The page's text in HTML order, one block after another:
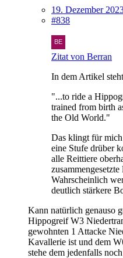
19. Dezember
#838
Zitat von Berran
In dem Artikel
"...to ride a
trained from birth
the Old World."
Das klingt für
eine Stufe drüber
alle Reittiere
Wahrscheinlich
deutlich stärkere
Kann natürlich genauso
Hippogreif W3
gewohnten 1 Attacke
Kavallerie ist und dem
stehe dem jedenfalls